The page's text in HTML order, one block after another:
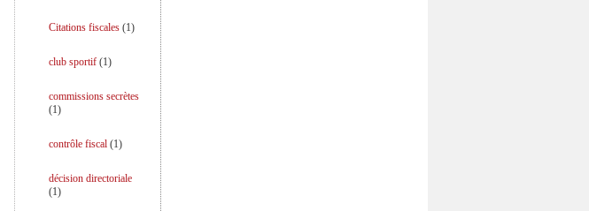
Citations fiscales(1)
club sportif(1)
commissions secrètes
(1)
contrôle fiscal(1)
décision directoriale
(1)